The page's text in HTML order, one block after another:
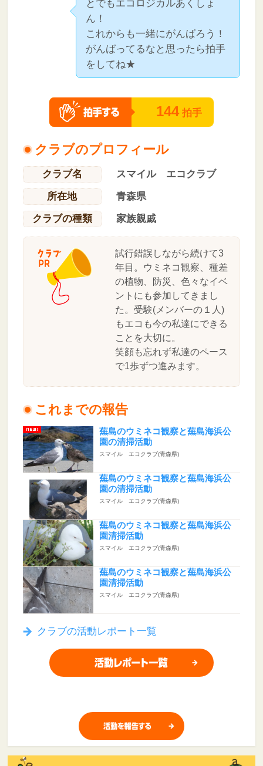
とでもエコロジカルあくしょ
ん！
これからも一緒にがんばろう！
がんばってるなと思ったら拍手
をしてね★
144 拍手
クラブのプロフィール
クラブ名
スマイル エコクラブ
所在地
青森県
クラブの種類
家族親戚
試行錯誤しながら続けて3
年目。ウミネコ観察、種差
の植物、防災、色々なイベ
ントにも参加してきまし
た。受験(メンバーの１人)
もエコも今の私達にできる
ことを大切に。
笑顔も忘れず私達のペース
で1歩ずつ進みます。
これまでの報告
蕪島のウミネコ観察と蕪島海浜公
園の清掃活動
スマイル エコクラブ(青森県)
蕪島のウミネコ観察と蕪島海浜公
園の清掃活動
スマイル エコクラブ(青森県)
蕪島のウミネコ観察と蕪島海浜公
園清掃活動
スマイル エコクラブ(青森県)
蕪島のウミネコ観察と蕪島海浜公
園清掃活動
スマイル エコクラブ(青森県)
クラブの活動レポート一覧